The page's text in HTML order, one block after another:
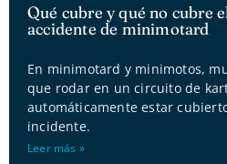
Qué cubre y qué no cubre
accidente de minimotard
En minimotard y minimotos,
que rodar en un circuito de
automáticamente estar
incidente.
Leer más »